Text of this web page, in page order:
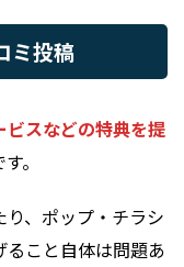
ミ投稿
ビスなどの特典を提
。
、ポップ・チラシ
こと自体は問題あ